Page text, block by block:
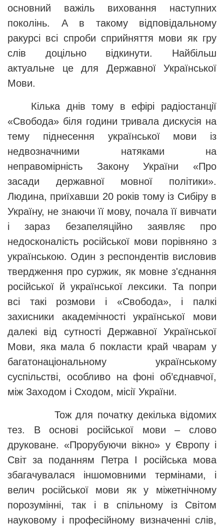
основний важіль виховання наступних
поколінь. А в такому відповідальному
ракурсі всі спроби сприйняття мови як гру
слів доцільно відкинути. Найбільш
актуальне це для Державної Української
Мови.
Кілька днів тому в ефірі радіостанції
«Свобода» біля години тривала дискусія на
тему піднесення української мови із
недвозначними натяками на
неправомірність Закону України «Про
засади державної мовної політики».
Людина, приїхавши 20 років тому із Сибіру в
Україну, не знаючи її мову, почала її вивчати
і зараз безапеляційно заявляє про
недосконалість російської мови порівняно з
українською. Один з респондентів висловив
твердження про суржик, як мовне з'єднання
російської й української лексики. Та попри
всі такі розмови і «Свобода», і палкі
захисники академічності української мови
далекі від сутності Державної Української
Мови, яка мала б покласти край чварам у
багатонаціональному українському
суспільстві, особливо на фоні об’єднавчої,
між Заходом і Сходом, місії України.
Тож для початку декілька відомих
тез. В основі російської мови – слово
друковане. «Прорубуючи вікно» у Європу і
Світ за поданням Петра І російська мова
збагачувалася іншомовними термінами, і
велич російської мови як у міжетнічному
порозумінні, так і в спільному із Світом
науковому і професійному визначенні слів,